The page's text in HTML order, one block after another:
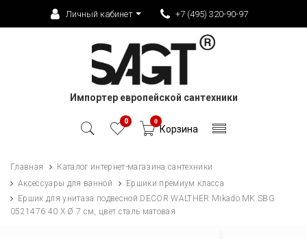
Личный кабинет +7 (495) 320-90-97
Импортер европейской сантехники
0 0
Корзина
Главная
Каталог интернет-магазина сантехники
Аксессуары для ванной
Ершики премиум класса
Ершик для унитаза подвесной DECOR WALTHER Mikado MK SBG
0521476 40 X Ø 7 см, цвет сталь матовая